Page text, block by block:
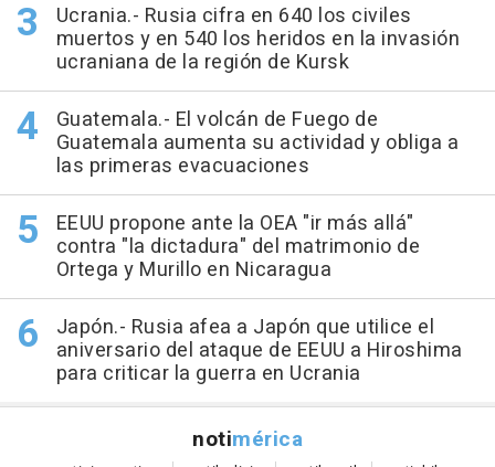
Ucrania.- Rusia cifra en 640 los civiles
muertos y en 540 los heridos en la invasión
ucraniana de la región de Kursk
Guatemala.- El volcán de Fuego de
Guatemala aumenta su actividad y obliga a
las primeras evacuaciones
EEUU propone ante la OEA "ir más allá"
contra "la dictadura" del matrimonio de
Ortega y Murillo en Nicaragua
Japón.- Rusia afea a Japón que utilice el
aniversario del ataque de EEUU a Hiroshima
para criticar la guerra en Ucrania
notimérica